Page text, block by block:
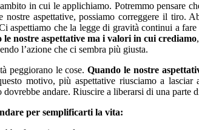
in cui le applichiamo. Potremmo pensare
aspettative, possiamo correggere il tiro.
aspettiamo che la legge di gravità continui a
nostre aspettative ma i valori in cui crediamo
l’azione che ci sembra più giusta.
peggiorano le cose.Quando le nostre
motivo, più aspettative riusciamo a
andare. Riuscire a liberarsi di una parte
per semplificarti la vita: